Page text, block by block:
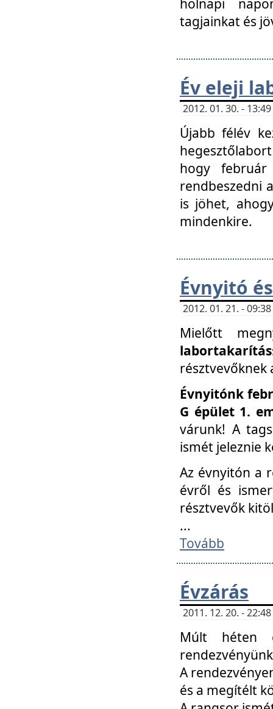
tagjainkat és
Év eleji
2012. 01. 30. -
Újabb félév
hogy
rendbeszedni
is jöhet,
mindenkire.
Évnyitó
2012. 01. 21. -
Mielőtt
labortakarítás
résztvevőknek
Évnyitónk
G épület 1.
várunk! A
ismét jeleznie
Az évnyitón a
évről és
résztvevők
...
Tovább
Évzárás
2011. 12. 20. -
Múlt héten
A
és a megítélt